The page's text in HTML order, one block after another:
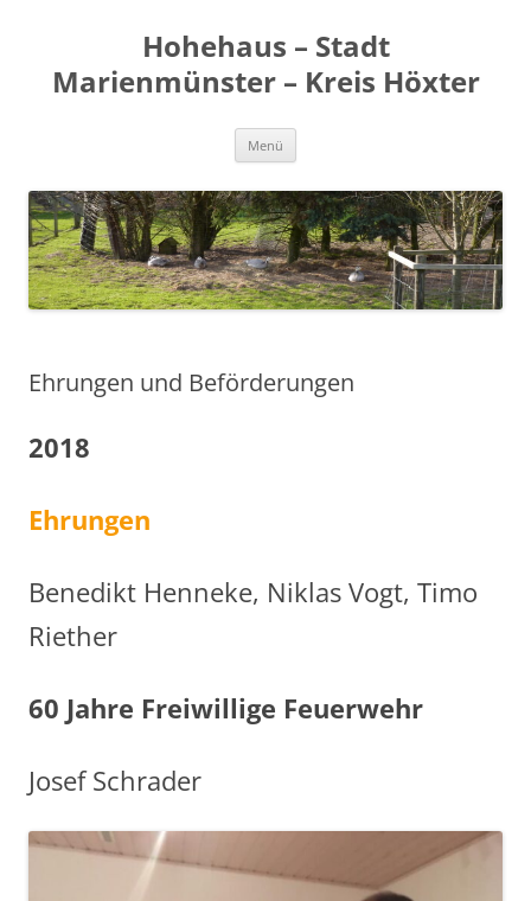
Hohehaus – Stadt
Marienmünster – Kreis Höxter
Menü
Ehrungen und Beförderungen
2018
Ehrungen
Benedikt Henneke, Niklas Vogt, Timo
Riether
60 Jahre Freiwillige Feuerwehr
Josef Schrader